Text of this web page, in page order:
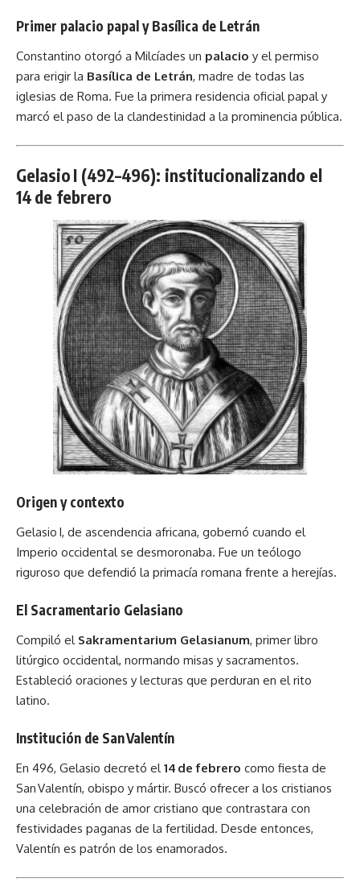
Primer palacio papal y Basílica de Letrán
Constantino otorgó a Milcíades un palacio y el permiso
para erigir la Basílica de Letrán, madre de todas las
iglesias de Roma. Fue la primera residencia oficial papal y
marcó el paso de la clandestinidad a la prominencia pública.
Gelasio I (492–496): institucionalizando el
14 de febrero
Origen y contexto
Gelasio I, de ascendencia africana, gobernó cuando el
Imperio occidental se desmoronaba. Fue un teólogo
riguroso que defendió la primacía romana frente a herejías.
El Sacramentario Gelasiano
Compiló el Sakramentarium Gelasianum, primer libro
litúrgico occidental, normando misas y sacramentos.
Estableció oraciones y lecturas que perduran en el rito
latino.
Institución de San Valentín
En 496, Gelasio decretó el14 de febrero como fiesta de
San Valentín, obispo y mártir. Buscó ofrecer a los cristianos
una celebración de amor cristiano que contrastara con
festividades paganas de la fertilidad. Desde entonces,
Valentín es patrón de los enamorados.